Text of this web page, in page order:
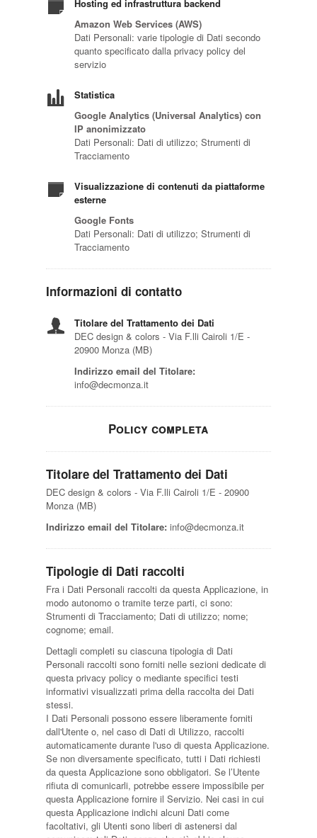
Hosting ed infrastruttura backend
Amazon Web Services (AWS)
Dati Personali: varie tipologie di Dati secondo
quanto specificato dalla privacy policy del
servizio
Statistica
Google Analytics (Universal Analytics) con
IP anonimizzato
Dati Personali: Dati di utilizzo; Strumenti di
Tracciamento
Visualizzazione di contenuti da piattaforme
esterne
Google Fonts
Dati Personali: Dati di utilizzo; Strumenti di
Tracciamento
Informazioni di contatto
Titolare del Trattamento dei Dati
DEC design & colors - Via F.lli Cairoli 1/E -
20900 Monza (MB)
Indirizzo email del Titolare:
info@decmonza.it
Policy completa
Titolare del Trattamento dei Dati
DEC design & colors - Via F.lli Cairoli 1/E - 20900
Monza (MB)
Indirizzo email del Titolare: info@decmonza.it
Tipologie di Dati raccolti
Fra i Dati Personali raccolti da questa Applicazione, in
modo autonomo o tramite terze parti, ci sono:
Strumenti di Tracciamento; Dati di utilizzo; nome;
cognome; email.
Dettagli completi su ciascuna tipologia di Dati
Personali raccolti sono forniti nelle sezioni dedicate di
questa privacy policy o mediante specifici testi
informativi visualizzati prima della raccolta dei Dati
stessi.
I Dati Personali possono essere liberamente forniti
dall'Utente o, nel caso di Dati di Utilizzo, raccolti
automaticamente durante l'uso di questa Applicazione.
Se non diversamente specificato, tutti i Dati richiesti
da questa Applicazione sono obbligatori. Se l’Utente
rifiuta di comunicarli, potrebbe essere impossibile per
questa Applicazione fornire il Servizio. Nei casi in cui
questa Applicazione indichi alcuni Dati come
facoltativi, gli Utenti sono liberi di astenersi dal